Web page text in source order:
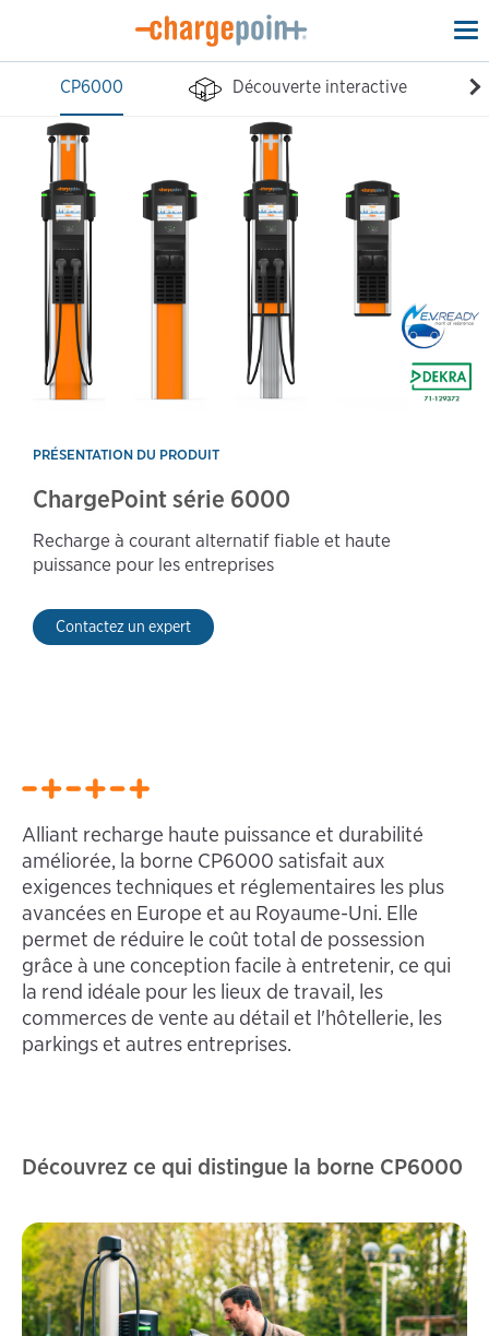
CP6000
Découverte interactive
PRÉSENTATION DU PRODUIT
ChargePoint série 6000
Recharge à courant alternatif fiable et haute
puissance pour les entreprises
Contactez un expert
Alliant recharge haute puissance et durabilité
améliorée, la borne CP6000 satisfait aux
exigences techniques et réglementaires les plus
avancées en Europe et au Royaume-Uni. Elle
permet de réduire le coût total de possession
grâce à une conception facile à entretenir, ce qui
la rend idéale pour les lieux de travail, les
commerces de vente au détail et l'hôtellerie, les
parkings et autres entreprises.
Découvrez ce qui distingue la borne CP6000